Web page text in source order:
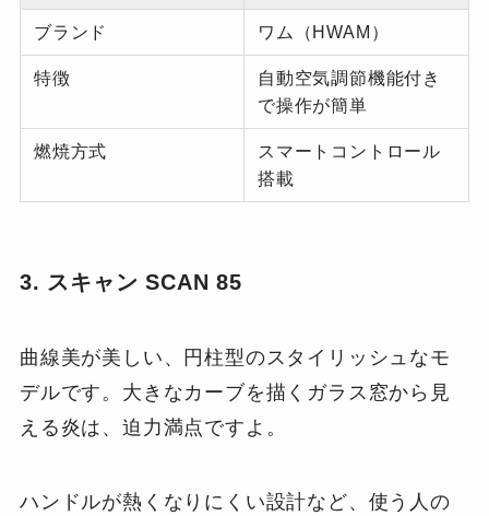
ブランド ワム（HWAM）
特徴
自動空気調節機能付き
で操作が簡単
燃焼方式
スマートコントロール
搭載
3. スキャン SCAN 85
曲線美が美しい、円柱型のスタイリッシュなモ
デルです。大きなカーブを描くガラス窓から見
える炎は、迫力満点ですよ。
ハンドルが熱くなりにくい設計など、使う人の